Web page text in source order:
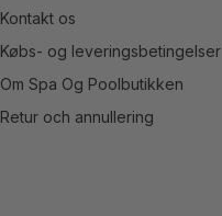
Kontakt os
Købs- og leveringsbetingelser
Om Spa Og Poolbutikken
Retur och annullering